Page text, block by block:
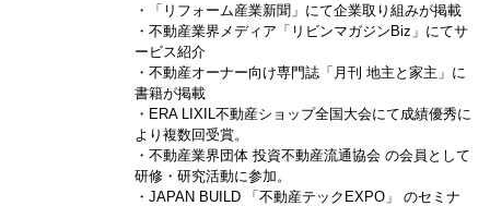
・「リフォーム産業新聞」にて企業取り組みが掲載
・不動産業界メディア「リビンマガジンBiz」にてサ
ービス紹介
・不動産オーナー向け専門誌「月刊 地主と家主」に
書籍が掲載
・ERA LIXIL不動産ショップ全国大会にて成績優秀に
より複数回受賞。
・不動産業界団体 投資不動産流通協会 の会員として
研修・研究活動に参加。
・JAPAN BUILD 「不動産テックEXPO」 のセミナ